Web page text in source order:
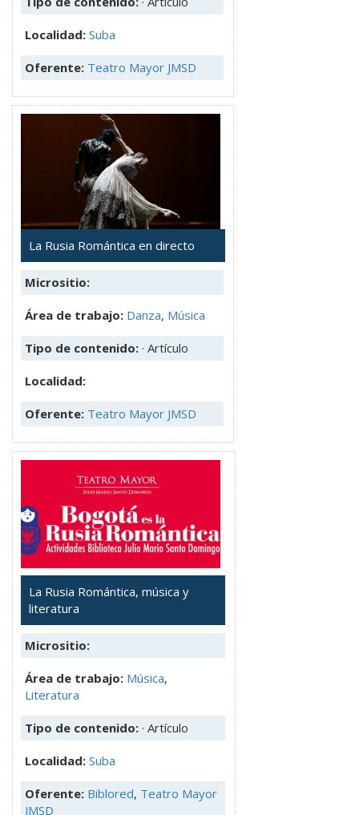
Localidad: Suba
Oferente: Teatro Mayor JMSD
La Rusia Romántica en directo
Micrositio:
Área de trabajo: Danza, Música
Tipo de contenido: · Artículo
Localidad:
Oferente: Teatro Mayor JMSD
La Rusia Romántica, música y
literatura
Micrositio:
Área de trabajo: Música,
Literatura
Tipo de contenido: · Artículo
Localidad: Suba
Oferente: Biblored, Teatro Mayor
JMSD